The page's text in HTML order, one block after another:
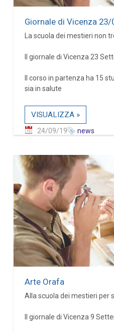
Giornale di Vicenza
La scuola dei mestieri non
Il giornale di Vicenza 23
Il corso in partenza ha 15
sia in salute
VISUALIZZA »
24/09/19 news
Arte Orafa
Alla scuola dei mestieri per
Il giornale di Vicenza 9